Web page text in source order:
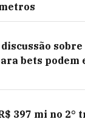
discussão
bets podem
397 mi no 2°